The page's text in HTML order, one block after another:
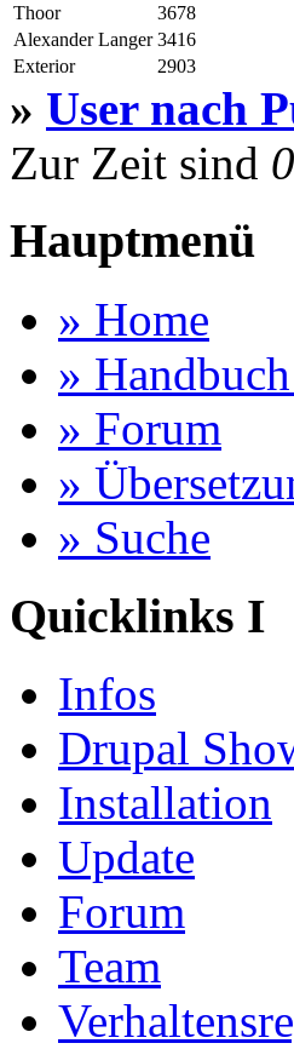
Thoor
3678
Alexander Langer 3416
Exterior
2903
» User nach
Zur Zeit sind
Hauptmenü
» Home
»
» Forum
»
» Suche
Quicklinks I
Infos
Drupal
Installation
Update
Forum
Team